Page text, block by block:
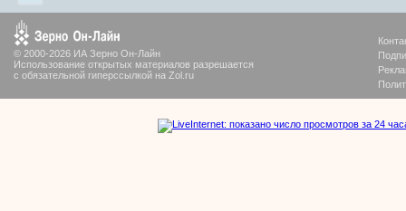
© 2000-2026 ИА Зерно Он-Лайн
Использование открытых материалов разрешается
с обязательной гиперссылкой на Zol.ru